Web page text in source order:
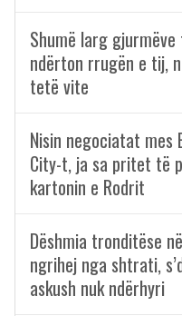
Shumë larg
ndërton rrugën e tij,
tetë vite
Nisin negociatat mes
City-t, ja sa pritet të
kartonin e Rodrit
Dëshmia tronditëse
ngrihej nga shtrati,
askush nuk ndërhyri